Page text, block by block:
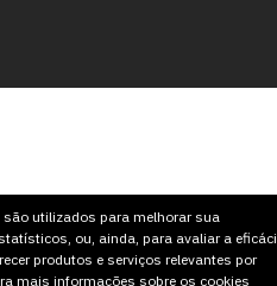
são utilizados para melhorar sua
ou, ainda, para avaliar a
produtos e serviços relevantes por
mais informações sobre os cookies